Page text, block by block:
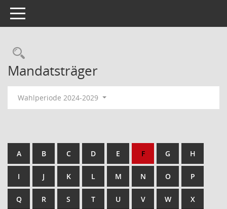
Toggle navigation
Rechercheauswahl
Mandatsträger
Wahlperiode 2024-2029
A B C D E F G H
I J K L M N O P
Q R S T U V W X